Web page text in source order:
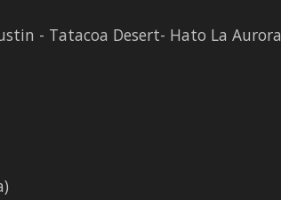
- Tatacoa Desert- Hato La Aurora